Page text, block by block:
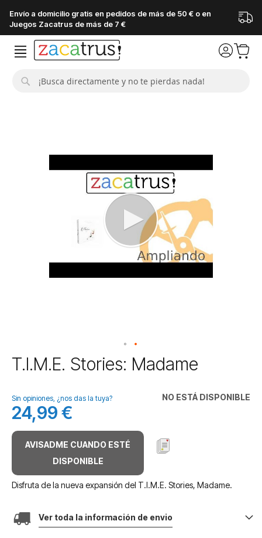
Envío a domicilio gratis en pedidos de más de 50 € o en
Juegos Zacatrus de más de 7 €
Saltar
al
de
la
galería
de
imágenes
T.I.M.E. Stories: Madame
NO ESTÁ DISPONIBLE
Sin opiniones, ¿nos das la tuya?
24,99 €
AVISADME CUANDO ESTÉ
DISPONIBLE
Disfruta de la nueva expansión del T.I.M.E. Stories, Madame.
Ver toda la información de envio